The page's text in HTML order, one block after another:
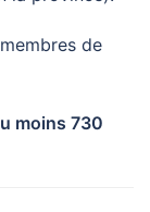
de
moins 730